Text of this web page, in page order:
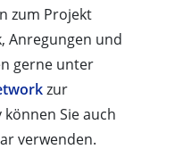
zum Projekt
Anregungen und
gerne unter
zur
Sie auch
verwenden.